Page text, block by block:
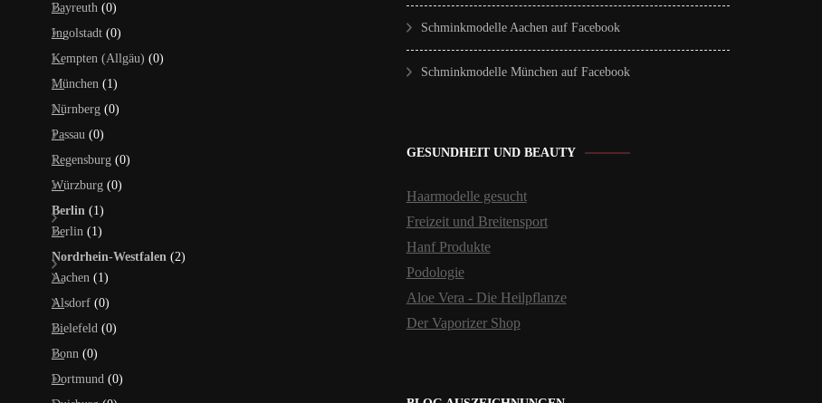
Bayreuth (0)
Ingolstadt (0)
Kempten (Allgäu) (0)
München (1)
Nürnberg (0)
Passau (0)
Regensburg (0)
Würzburg (0)
Berlin (1)
Berlin (1)
Nordrhein-Westfalen (2)
Aachen (1)
Alsdorf (0)
Bielefeld (0)
Bonn (0)
Dortmund (0)
Schminkmodelle Aachen auf Facebook
Schminkmodelle München auf Facebook
GESUNDHEIT UND BEAUTY
Haarmodelle gesucht
Freizeit und Breitensport
Hanf Produkte
Podologie
Aloe Vera - Die Heilpflanze
Der Vaporizer Shop